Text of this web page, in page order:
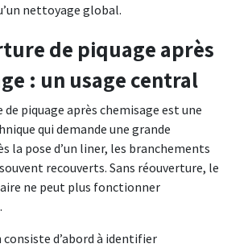
nettoyage global.
de piquage après
: un usage central
de piquage après chemisage est une
qui demande une grande
la pose d’un liner, les branchements
recouverts. Sans réouverture, le
ne peut plus fonctionner
d’abord à identifier